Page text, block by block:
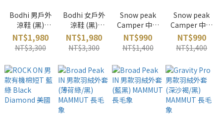
Bodhi 男戶外
涼鞋 (黑)
Chaco 美國
NT$1,980
NT$3,300
Bodhi 女戶外
涼鞋 (黑)
Chaco 美國
NT$1,980
NT$3,300
Snow peak
Camper 中性
短T 橘 snow
peak 日本
NT$990
NT$1,400
Snow peak
Camper 中性
短T 白 snow
peak 日本
NT$990
NT$1,400